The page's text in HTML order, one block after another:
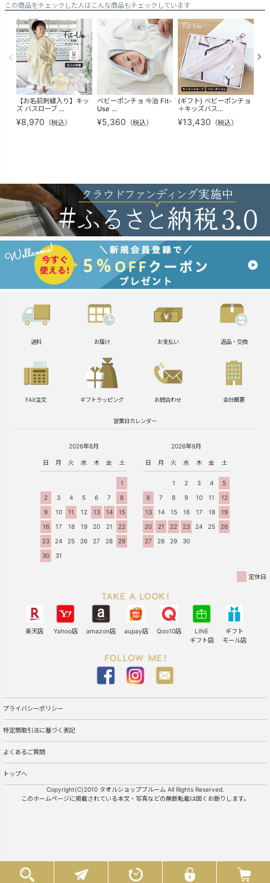
この商品をチェックした人はこんな商品もチェックしています
【お名前刺繍入り】キッ
ズ バスローブ ...
¥8,970 （税込）
ベビーポンチョ 今治 Fit-
Use ...
¥5,360 （税込）
(ギフト) ベビーポンチョ
＋キッズバス...
¥13,430 （税込）
送料 お届け お支払い 返品・交換
FAX注文 ギフトラッピング お問合わせ 会社概要
営業日カレンダー
2026年8月
日 月 火 水 木 金 土
1
2
3 4 5 6 7
8
9
10 11 12 13 14
15
16
17 18 19 20 21
22
23
24 25 26 27 28
29
30
31
2026年9月
日 月 火 水 木 金 土
1 2 3 4
5
6
7 8 9 10 11
12
13
14 15 16 17 18
19
20
21 22 23 24 25
26
27
28 29 30
定休日
楽天店 Yahoo店 amazon店 aupay店 Qoo10店
LINE
ギフト店
ギフト
モール店
プライバシーポリシー
特定商取引法に基づく表記
よくあるご質問
トップへ
Copyright(C)2010 タオルショップブルーム All Rights Reserved.
このホームページに掲載されている本文・写真などの無断転載は固くお断りします。